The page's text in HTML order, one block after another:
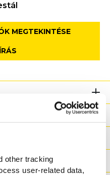
other tracking
user-related data,
MEGTEKINTÉSE